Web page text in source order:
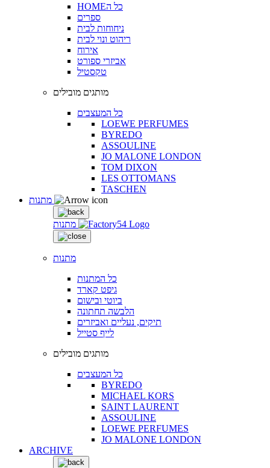
HOMEכל ה
ספרים
ניחוחות לבית
ריהוט ונוי לבית
אירוח
אביזרי ספורט
טקסטיל
מותגים מובילים
כל המעצבים
LOEWE PERFUMES
BYREDO
ASSOULINE
JO MALONE LONDON
TOM DIXON
LES OTTOMANS
TASCHEN
מתנות
מתנות
כל המתנות
גיפט קארד
ביוטי ובישום
הלבשה תחתונה
תיקים, נעליים ואביזרים
לייף סטייל
מותגים מובילים
כל המעצבים
BYREDO
MICHAEL KORS
SAINT LAURENT
ASSOULINE
LOEWE PERFUMES
JO MALONE LONDON
ARCHIVE